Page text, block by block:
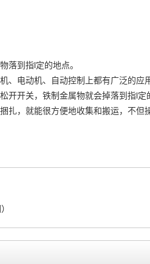
落到指l定的地点。
、电动机、自动控制上都有广泛的应
开关，铁制金属物就会掉落到指l定
扎，就能很方便地收集和搬运，不但